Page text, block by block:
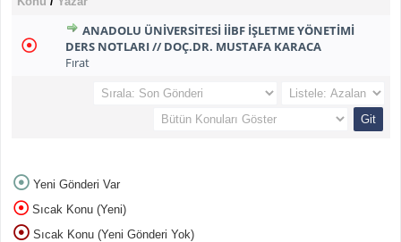
ANADOLU ÜNIVERSITESI İİBF İŞLETME YÖNETIMI
DERS NOTLARI // DOÇ.DR. MUSTAFA KARACA
Fırat
Yeni Gönderi Var
Sıcak Konu (Yeni)
Sıcak Konu (Yeni Gönderi Yok)